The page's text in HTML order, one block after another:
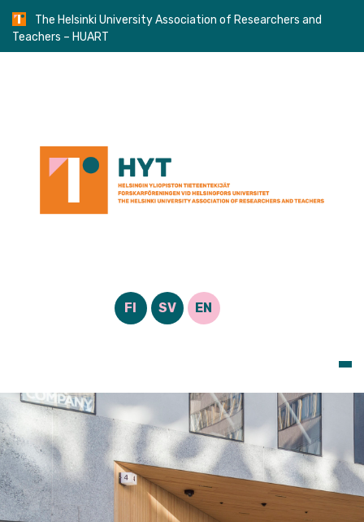
Skip
The Helsinki University Association of Researchers and
Teachers – HUART
FI SV EN